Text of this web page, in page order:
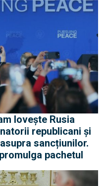
lovește Rusia
republicani și
sancțiunilor.
pachetul